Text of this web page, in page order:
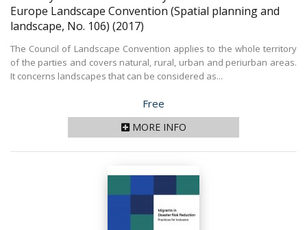
Europe Landscape Convention (Spatial planning and
landscape, No. 106) (2017)
The Council of Landscape Convention applies to the whole territory
of the parties and covers natural, rural, urban and periurban areas.
It concerns landscapes that can be considered as...
Price
Free
MORE INFO